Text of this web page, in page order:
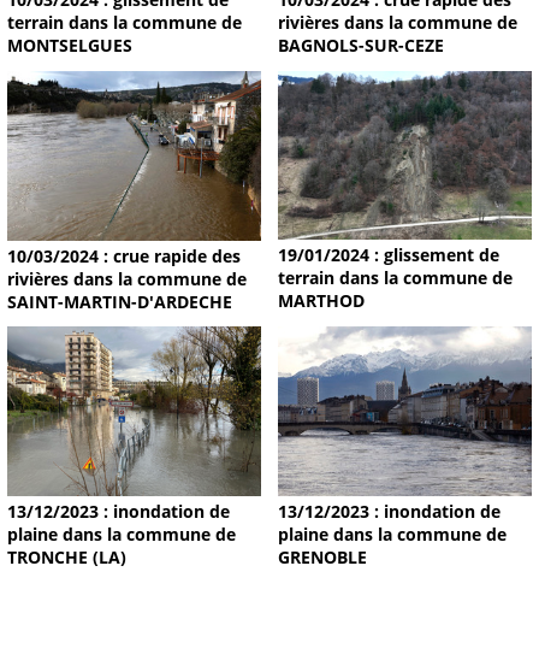
terrain dans la commune de
MONTSELGUES
rivières dans la commune de
BAGNOLS-SUR-CEZE
10/03/2024 : crue rapide des
rivières dans la commune de
SAINT-MARTIN-D'ARDECHE
19/01/2024 : glissement de
terrain dans la commune de
MARTHOD
13/12/2023 : inondation de
plaine dans la commune de
TRONCHE (LA)
13/12/2023 : inondation de
plaine dans la commune de
GRENOBLE